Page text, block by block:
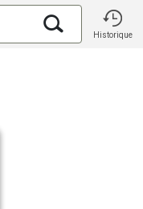
Historique